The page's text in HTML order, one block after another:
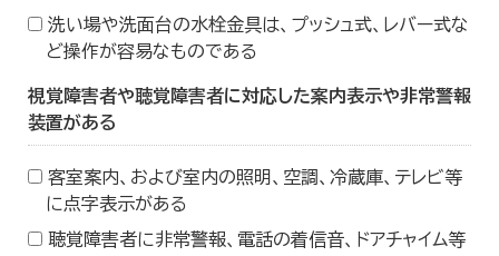
洗い場や洗面台の水栓金具は、プッシュ式、レバー式な
ど操作が容易なものである
視覚障害者や聴覚障害者に対応した案内表示や非常警報
装置がある
客室案内、および室内の照明、空調、冷蔵庫、テレビ等
に点字表示がある
聴覚障害者に非常警報、電話の着信音、ドアチャイム等